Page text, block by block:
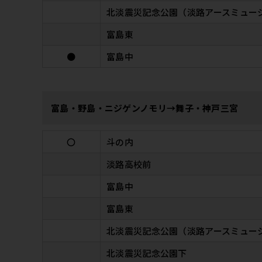
北淡震災記念公園（淡路アースミュー
富島東
●
富島中
富島・野島・ニジゲンノモリ→舞子・神戸三宮
〇 斗の内
淡路高校前
富島中
富島東
北淡震災記念公園（淡路アースミュー
北淡震災記念公園下